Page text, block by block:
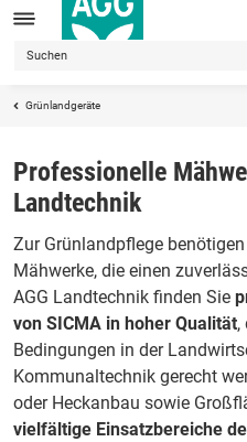
Grünlandgeräte
Professionelle
Landtechnik
Zur Grünlandpflege
Mähwerke, die einen
AGG Landtechnik finden Sie
von SICMA in hoher Qualität,
Bedingungen in der
Kommunaltechnik gerecht
oder Heckanbau sowie
vielfältige Einsatzbereiche